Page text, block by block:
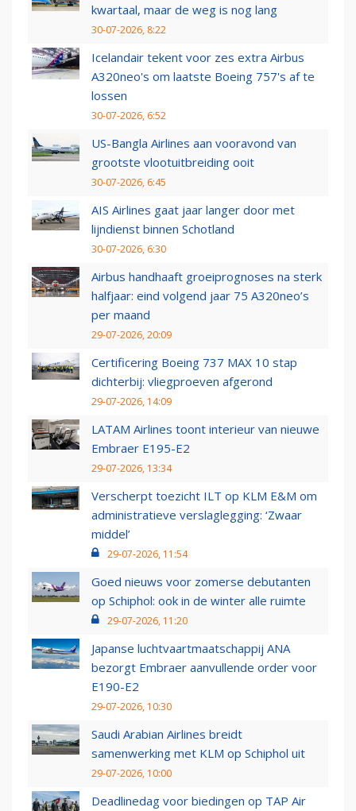
kwartaal, maar de weg is nog lang
30-07-2026, 8:22
Icelandair tekent voor zes extra Airbus
A320neo's om laatste Boeing 757's af te
lossen
30-07-2026, 6:52
US-Bangla Airlines aan vooravond van
grootste vlootuitbreiding ooit
30-07-2026, 6:45
AIS Airlines gaat jaar langer door met
lijndienst binnen Schotland
30-07-2026, 6:30
Airbus handhaaft groeiprognoses na sterk
halfjaar: eind volgend jaar 75 A320neo’s
per maand
29-07-2026, 20:09
Certificering Boeing 737 MAX 10 stap
dichterbij: vliegproeven afgerond
29-07-2026, 14:09
LATAM Airlines toont interieur van nieuwe
Embraer E195-E2
29-07-2026, 13:34
Verscherpt toezicht ILT op KLM E&M om
administratieve verslaglegging: ‘Zwaar
middel’
29-07-2026, 11:54
Goed nieuws voor zomerse debutanten
op Schiphol: ook in de winter alle ruimte
29-07-2026, 11:20
Japanse luchtvaartmaatschappij ANA
bezorgt Embraer aanvullende order voor
E190-E2
29-07-2026, 10:30
Saudi Arabian Airlines breidt
samenwerking met KLM op Schiphol uit
29-07-2026, 10:00
Deadlinedag voor biedingen op TAP Air